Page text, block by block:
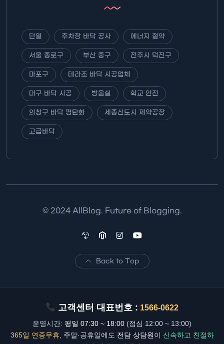
단열 주차장 바닥 공사 에너지 절약
서울 종로구 부산 중구 전주시 덕진구
마포구 테라조 바닥 시공업체
대구 바닥 시공 방음실 학교 안전
의창구 바닥 평탄화 세종신도시 제약공장
고급바닥
© 2024 AllBlog. Future of Blogging.
Back to Top
고객센터 대표번호 : 1566-0622
운영시간: 평일 07:30 ~ 18:00 (점심 12:00 ~ 13:00)
365일 연중무휴 , 주말·공휴일에도 전담 상담원이 신속하고 친절하